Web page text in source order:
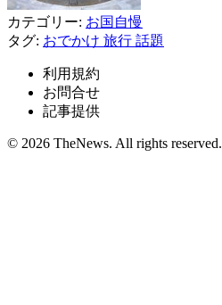
カテゴリー: お国自慢
タグ: おでかけ 旅行 話題
利用規約
お問合せ
記事提供
© 2026 TheNews. All rights reserved.